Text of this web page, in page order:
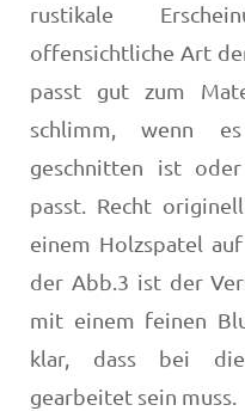
rustikale
offensichtliche Art
passt gut zum
schlimm, wenn
geschnitten ist
passt. Recht
einem Holzspatel
der Abb.3 ist der
mit einem feinen
klar, dass bei
gearbeitet sein muss.